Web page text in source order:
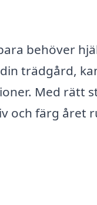
behöver
trädgård,
Med rätt
och färg året